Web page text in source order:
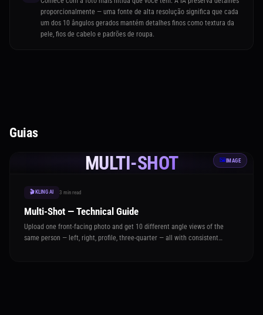
proporcionalmente — uma fonte de alta resolução significa que cada
um dos 10 ângulos gerados mantém detalhes finos como textura da
pele, fios de cabelo e padrões de roupa.
Guias
MULTI-SHOT 🖼️IMAGE
🎬 KLING AI 3 min read
Multi-Shot — Technical Guide
Upload one front-facing photo and get 10 different angle views of the
same person — left, right, profile, three-quarter — all with consistent